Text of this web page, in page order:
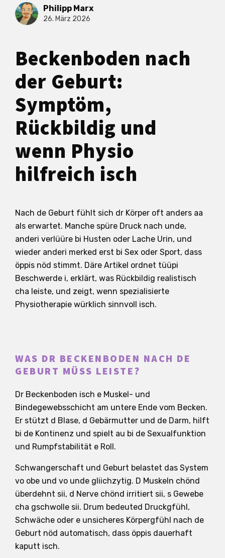
Philipp Marx
26. März 2026
Beckenboden nach
der Geburt:
Symptöm,
Rückbildig und
wenn Physio
hilfreich isch
Nach de Geburt fühlt sich dr Körper oft anders aa
als erwartet. Manche spüre Druck nach unde,
anderi verlüüre bi Husten oder Lache Urin, und
wieder anderi merked erst bi Sex oder Sport, dass
öppis nöd stimmt. Däre Artikel ordnet tüüpi
Beschwerde i, erklärt, was Rückbildig realistisch
cha leiste, und zeigt, wenn spezialisierte
Physiotherapie würklich sinnvoll isch.
WAS DR BECKENBODEN NACH DE
GEBURT MÜSS LEISTE?
Dr Beckenboden isch e Muskel- und
Bindegewebsschicht am untere Ende vom Becken.
Er stützt d Blase, d Gebärmutter und de Darm, hilft
bi de Kontinenz und spielt au bi de Sexualfunktion
und Rumpfstabilität e Roll.
Schwangerschaft und Geburt belastet das System
vo obe und vo unde gliichzytig. D Muskeln chönd
überdehnt sii, d Nerve chönd irritiert sii, s Gewebe
cha gschwolle sii. Drum bedeuted Druckgfühl,
Schwäche oder e unsicheres Körpergfühl nach de
Geburt nöd automatisch, dass öppis dauerhaft
kaputt isch.